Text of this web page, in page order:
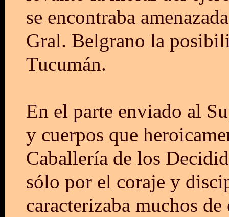
se encontraba
Gral. Belgrano la
Tucumán.
En el parte enviado al
y cuerpos que
Caballería de los
sólo por el coraje y
caracterizaba muchos